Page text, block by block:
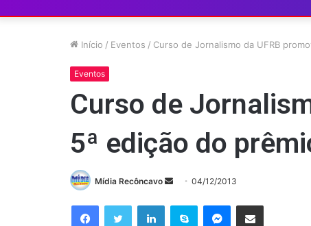
Início / Eventos / Curso de Jornalismo da UFRB
Eventos
Curso de
5ª edição do
Mídia Recôncavo
Mande
e-
04/12/2013
FacebookTwitter LinkedinSkype Messenger
Compartilhar via e-mail